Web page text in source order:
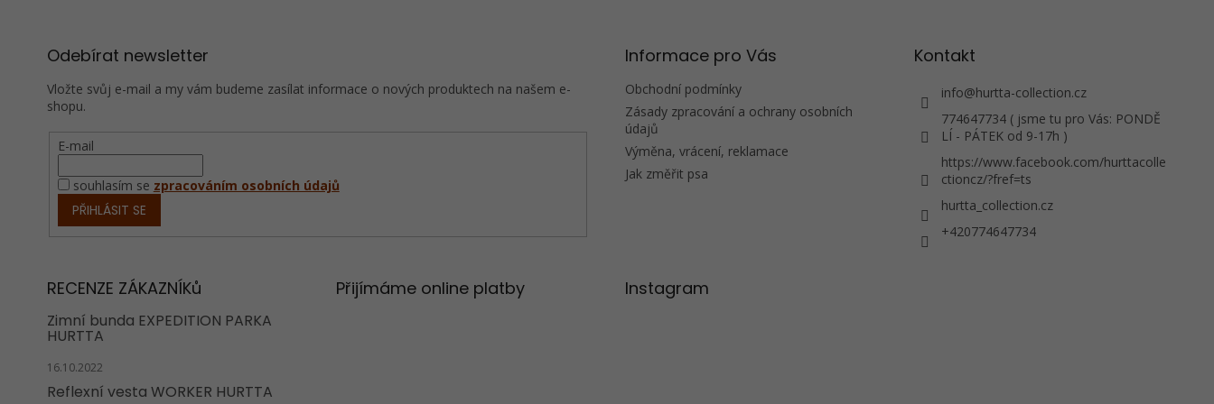
Odebírat newsletter
Vložte svůj e-mail a my vám budeme zasílat informace o nových produktech na našem e-
shopu.
E-mail
souhlasím se zpracováním osobních údajů
PŘIHLÁSIT SE
Informace pro Vás
Obchodní podmínky
Zásady zpracování a ochrany osobních
údajů
Výměna, vrácení, reklamace
Jak změřit psa
Kontakt
info@hurtta-collection.cz
774647734 ( jsme tu pro Vás: PONDĚ
LÍ - PÁTEK od 9-17h )
https://www.facebook.com/hurttacolle
ctioncz/?fref=ts
hurtta_collection.cz
+420774647734
RECENZE ZÁKAZNÍKů
Zimní bunda EXPEDITION PARKA
HURTTA
16.10.2022
Reflexní vesta WORKER HURTTA
Přijímáme online platby Instagram